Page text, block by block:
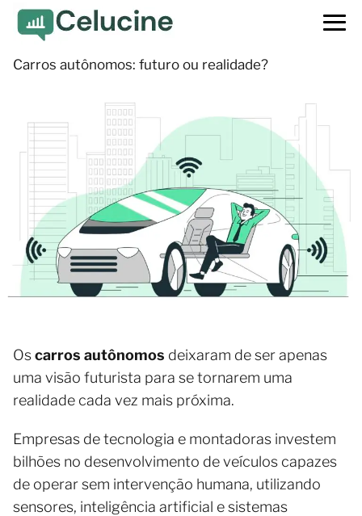
Carros autônomos: futuro ou realidade?
Oscarros autônomos deixaram de ser apenas
uma visão futurista para se tornarem uma
realidade cada vez mais próxima.
Empresas de tecnologia e montadoras investem
bilhões no desenvolvimento de veículos capazes
de operar sem intervenção humana, utilizando
sensores, inteligência artificial e sistemas